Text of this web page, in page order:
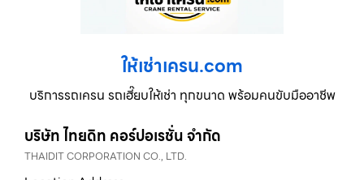
ให้เช่าเครน.com
บริการรถเครน รถเฮี๊ยบให้เช่า ทุกขนาด พร้อมคนขับมืออาชีพ
บริษัท ไทยดิท คอร์ปอเรชั่น จำกัด
THAIDIT CORPORATION CO., LTD.